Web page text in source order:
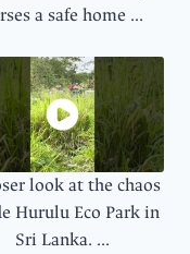
a safe home ...
look at the chaos
Hurulu Eco Park in
Sri Lanka. ...